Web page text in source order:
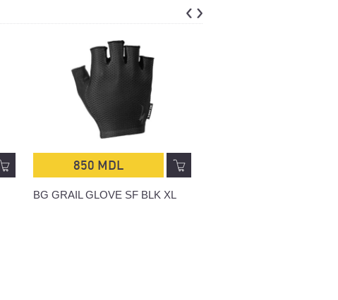
850 MDL
BG GRAIL GLOVE SF BLK XL